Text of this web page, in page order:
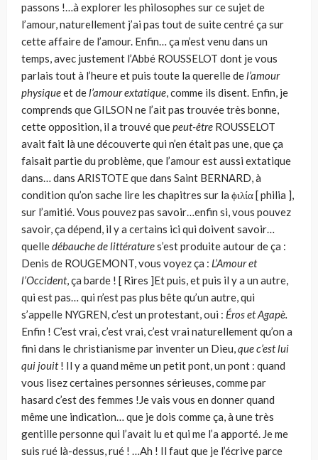
passons !…à explorer les philosophes sur ce sujet de
l’amour, naturellement j’ai pas tout de suite centré ça sur
cette affaire de l’amour. Enfin… ça m’est venu dans un
temps, avec justement l’Abbé ROUSSELOT dont je vous
parlais tout à l’heure et puis toute la querelle del’amour
physiqueet del’amour extatique, comme ils disent. Enfin, je
comprends que GILSON ne l’ait pas trouvée très bonne,
cette opposition, il a trouvé quepeut-être ROUSSELOT
avait fait là une découverte qui n’en était pas une, que ça
faisait partie du problème, que l’amour est aussi extatique
dans… dans ARISTOTE que dans Saint BERNARD, à
condition qu’on sache lire les chapitres sur la ϕιλία [ philia ],
sur l’amitié. Vous pouvez pas savoir…enfin si, vous pouvez
savoir, ça dépend, il y a certains ici qui doivent savoir…
quelledébauche de littératures’est produite autour de ça :
Denis de ROUGEMONT, vous voyez ça : L’Amour et
l’Occident, ça barde ! [ Rires ]Et puis, et puis il y a un autre,
qui est pas… qui n’est pas plus bête qu’un autre, qui
s’appelle NYGREN, c’est un protestant, oui : Éros et Agapè.
Enfin ! C’est vrai, c’est vrai, c’est vrai naturellement qu’on a
fini dans le christianisme par inventer un Dieu,que c’est lui
qui jouit! Il y a quand même un petit pont, un pont : quand
vous lisez certaines personnes sérieuses, comme par
hasard c’est des femmes !Je vais vous en donner quand
même une indication… que je dois comme ça, à une très
gentille personne qui l’avait lu et qui me l’a apporté. Je me
suis rué là-dessus, rué ! …Ah ! Il faut que je l’écrive parce